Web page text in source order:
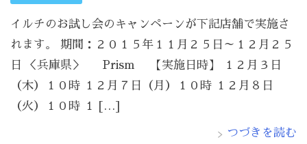
イルチのお試し会のキャンペーンが下記店舗で実施さ
れます。 期間：２０１５年１１月２５日～１２月２５
日 ＜兵庫県＞ Prism 【実施日時】 １２月３日
（木）１０時 １２月７日（月）１０時 １２月８日
（火）１０時 １ […]
つづきを読む